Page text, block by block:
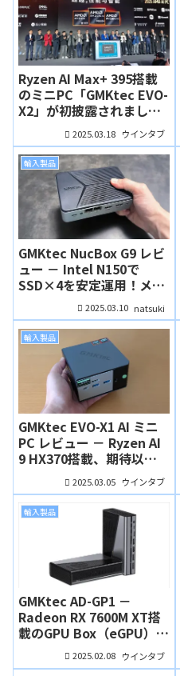
Ryzen AI Max+ 395搭載
のミニPC「GMKtec EVO-
X2」が初披露されまし
た！ちょっと大きめサイ
ズに
2025.03.18 ウインタブ
輸入製品
GMKtec NucBox G9 レビ
ュー － Intel N150で
SSD×4を安定運用！メー
カーの配慮が光るミニPC
2025.03.10 natsuki
輸入製品
GMKtec EVO-X1 AI ミニ
PC レビュー － Ryzen AI
9 HX370搭載、期待以上
のパフォーマンス！デザ
インも一新されました
2025.03.05 ウインタブ
輸入製品
GMKtec AD-GP1 －
Radeon RX 7600M XT搭
載のGPU Box（eGPU）、
6万円台でお手持ちのPC
をパワーアップ！
2025.02.08 ウインタブ